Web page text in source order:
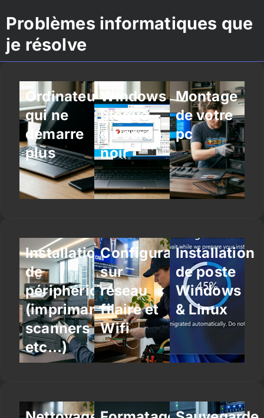
Problèmes informatiques que
je résolve
Ordinateur
qui ne
démarre
plus
Windows
bloqué
ou écran
noir
Montage
de votre
pc
Installation
de
périphériques
(imprimantes,
scanners
etc…)
Configuration
sur
réseau
filaire et
Wifi
Installation
de poste
Windows
& Linux